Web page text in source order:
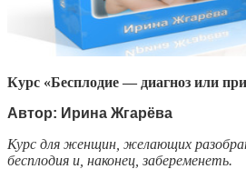
Курс «Бесплодие — диагноз или
Автор: Ирина Жгарёва
Курс для женщин, желающих
бесплодия и, наконец, забеременеть.